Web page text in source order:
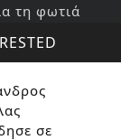
σε
τη φωτιά
ασφαλείας